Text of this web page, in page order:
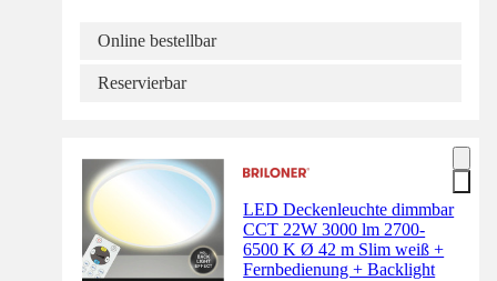
Online bestellbar
Reservierbar
LED Deckenleuchte dimmbar
CCT 22W 3000 lm 2700-
6500 K Ø 42 m Slim weiß +
Fernbedienung + Backlight